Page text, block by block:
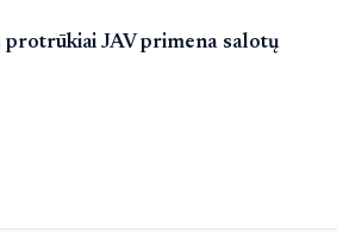
protrūkiai JAV primena salotų